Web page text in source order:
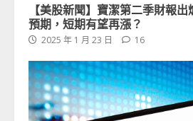
【美股新聞】寶潔第二季財報
預期，短期有望再漲？
2025 年 1 月 23 日 16